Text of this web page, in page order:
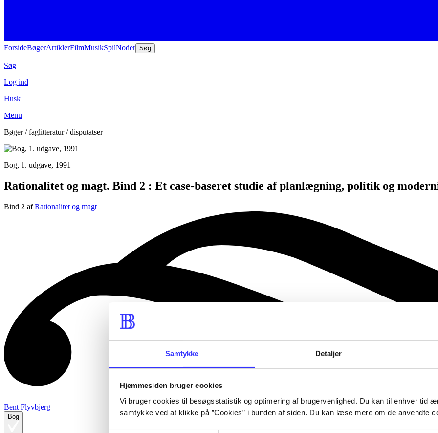
Samtykke Detaljer
Hjemmesiden bruger cookies
Vi bruger cookies til besøgsstatistik og optimering af brugervenlighed. Du kan til enhver tid
samtykke ved at klikke på ”Cookies” i bunden af siden. Du kan læse mere om de anvendte
ForsideBøgerArtiklerFilmMusikSpilNoder Søg
Søg
Log ind
Husk
Menu
Bøger / faglitteratur / disputatser
Bog, 1. udgave, 1991
Rationalitet og magt. Bind 2 : Et case-baseret studie af planlægning, politik og
Bind 2 afRationalitet og magt
Bent Flyvbjerg
Bog